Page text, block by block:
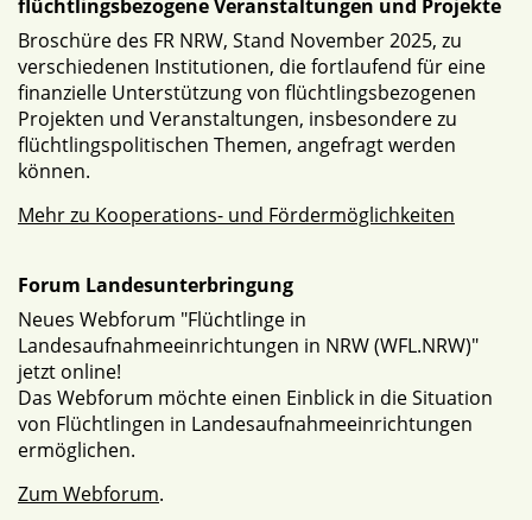
flüchtlingsbezogene Veranstaltungen und Projekte
Broschüre des FR NRW, Stand November 2025, zu
verschiedenen Institutionen, die fortlaufend für eine
finanzielle Unterstützung von flüchtlingsbezogenen
Projekten und Veranstaltungen, insbesondere zu
flüchtlingspolitischen Themen, angefragt werden
können.
Mehr zu Kooperations- und Fördermöglichkeiten
Forum Landesunterbringung
Neues Webforum "Flüchtlinge in
Landesaufnahmeeinrichtungen in NRW (WFL.NRW)"
jetzt online!
Das Webforum möchte einen Einblick in die Situation
von Flüchtlingen in Landesaufnahmeeinrichtungen
ermöglichen.
Zum Webforum.